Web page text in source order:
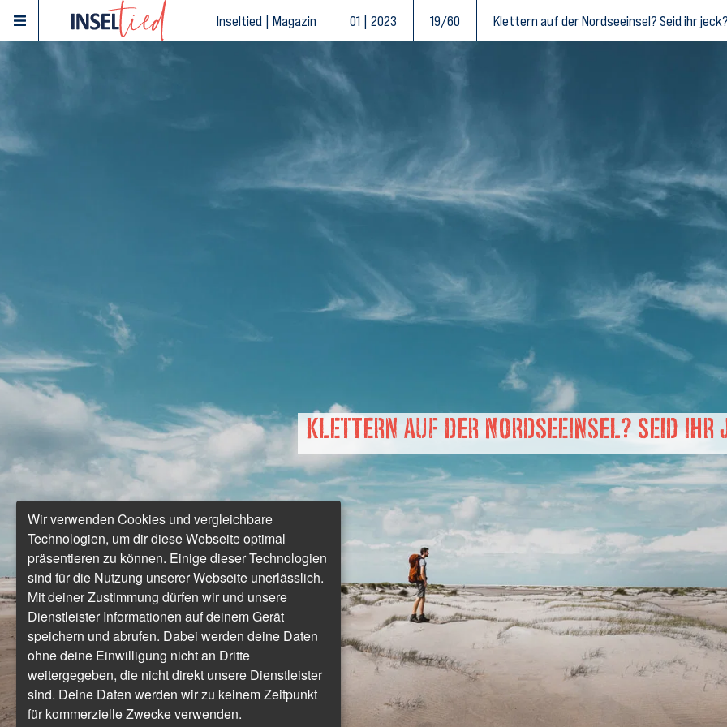
Inseltied | Magazin 01 | 2023 19/60 Klettern auf der Nordseeinsel? Seid ihr
Klettern auf der Nordseeinsel? Seid ihr
Wir verwenden Cookies und vergleichbare
Technologien, um dir diese Webseite optimal
präsentieren zu können. Einige dieser Technologien
sind für die Nutzung unserer Webseite unerlässlich.
Mit deiner Zustimmung dürfen wir und unsere
Dienstleister Informationen auf deinem Gerät
speichern und abrufen. Dabei werden deine Daten
ohne deine Einwilligung nicht an Dritte
weitergegeben, die nicht direkt unsere Dienstleister
sind. Deine Daten werden wir zu keinem Zeitpunkt
für kommerzielle Zwecke verwenden.